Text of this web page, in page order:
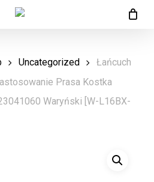
Uncategorized
Łańcuch
Prasa Kostka
Waryński [W-L16BX-